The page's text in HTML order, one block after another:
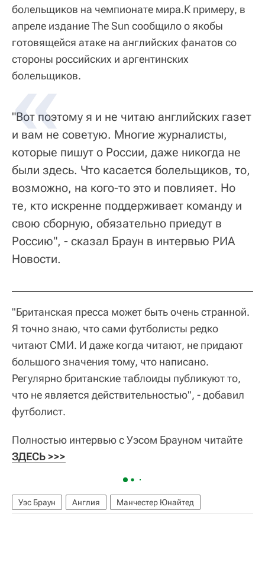
болельщиков на чемпионате мира.К примеру, в
апреле издание The Sun сообщило о якобы
готовящейся атаке на английских фанатов со
стороны российских и аргентинских
болельщиков.
"Вот поэтому я и не читаю английских газет
и вам не советую. Многие журналисты,
которые пишут о России, даже никогда не
были здесь. Что касается болельщиков, то,
возможно, на кого-то это и повлияет. Но
те, кто искренне поддерживает команду и
свою сборную, обязательно приедут в
Россию", - сказал Браун в интервью РИА
Новости.
"Британская пресса может быть очень странной.
Я точно знаю, что сами футболисты редко
читают СМИ. И даже когда читают, не придают
большого значения тому, что написано.
Регулярно британские таблоиды публикуют то,
что не является действительностью", - добавил
футболист.
Полностью интервью с Уэсом Брауном читайте
ЗДЕСЬ >>>
Уэс Браун Англия Манчестер Юнайтед